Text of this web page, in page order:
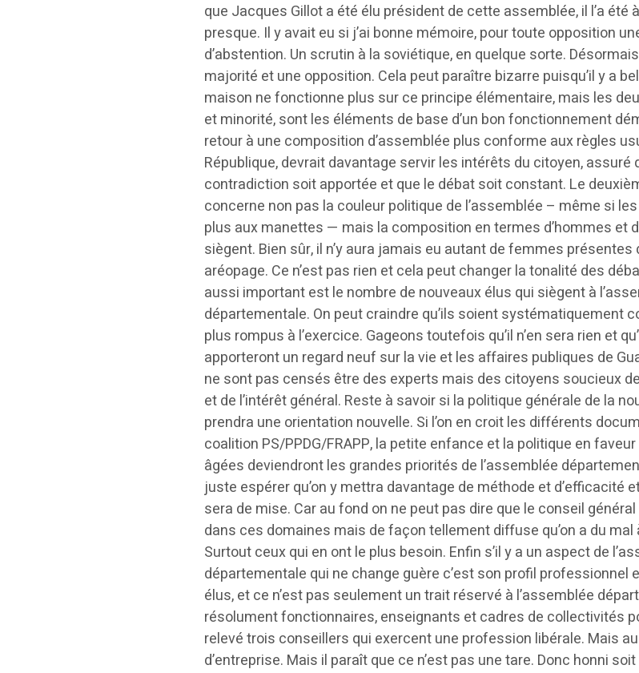
que Jacques Gillot a été élu président de cette assemblée, il l’a été
presque. Il y avait eu si j’ai bonne mémoire, pour toute opposition
d’abstention. Un scrutin à la soviétique, en quelque sorte.
majorité et une opposition. Cela peut paraître bizarre puisqu’il y a
maison ne fonctionne plus sur ce principe élémentaire, mais les
et minorité, sont les éléments de base d’un bon fonctionnement
retour à une composition d’assemblée plus conforme aux règles
République, devrait davantage servir les intérêts du citoyen, assuré
contradiction soit apportée et que le débat soit constant. Le
concerne non pas la couleur politique de l’assemblée – même si
plus aux manettes — mais la composition en termes d’hommes et
siègent. Bien sûr, il n’y aura jamais eu autant de femmes présentes
aréopage. Ce n’est pas rien et cela peut changer la tonalité des
aussi important est le nombre de nouveaux élus qui siègent à
départementale. On peut craindre qu’ils soient systématiquement
plus rompus à l’exercice. Gageons toutefois qu’il n’en sera rien et
apporteront un regard neuf sur la vie et les affaires publiques de
ne sont pas censés être des experts mais des citoyens soucieux
et de l’intérêt général. Reste à savoir si la politique générale de la
prendra une orientation nouvelle. Si l’on en croit les différents
coalition PS/PPDG/FRAPP, la petite enfance et la politique en
âgées deviendront les grandes priorités de l’assemblée
juste espérer qu’on y mettra davantage de méthode et d’efficacité
sera de mise. Car au fond on ne peut pas dire que le conseil général
dans ces domaines mais de façon tellement diffuse qu’on a du mal
Surtout ceux qui en ont le plus besoin. Enfin s’il y a un aspect de
départementale qui ne change guère c’est son profil professionnel
élus, et ce n’est pas seulement un trait réservé à l’assemblée
résolument fonctionnaires, enseignants et cadres de collectivités
relevé trois conseillers qui exercent une profession libérale. Mais
d’entreprise. Mais il paraît que ce n’est pas une tare. Donc honni